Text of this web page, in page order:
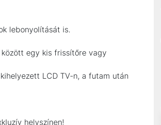
lebonyolítását is.
egy kis frissítőre vagy
LCD TV-n, a futam után
helyszínen!